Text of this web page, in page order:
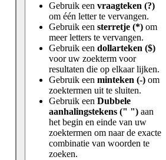
Gebruik een vraagteken (?)
om één letter te vervangen.
Gebruik een sterretje (*) om
meer letters te vervangen.
Gebruik een dollarteken ($)
voor uw zoekterm voor
resultaten die op elkaar lijken.
Gebruik een minteken (-) om
zoektermen uit te sluiten.
Gebruik een Dubbele
aanhalingstekens (" ") aan
het begin en einde van uw
zoektermen om naar de exacte
combinatie van woorden te
zoeken.